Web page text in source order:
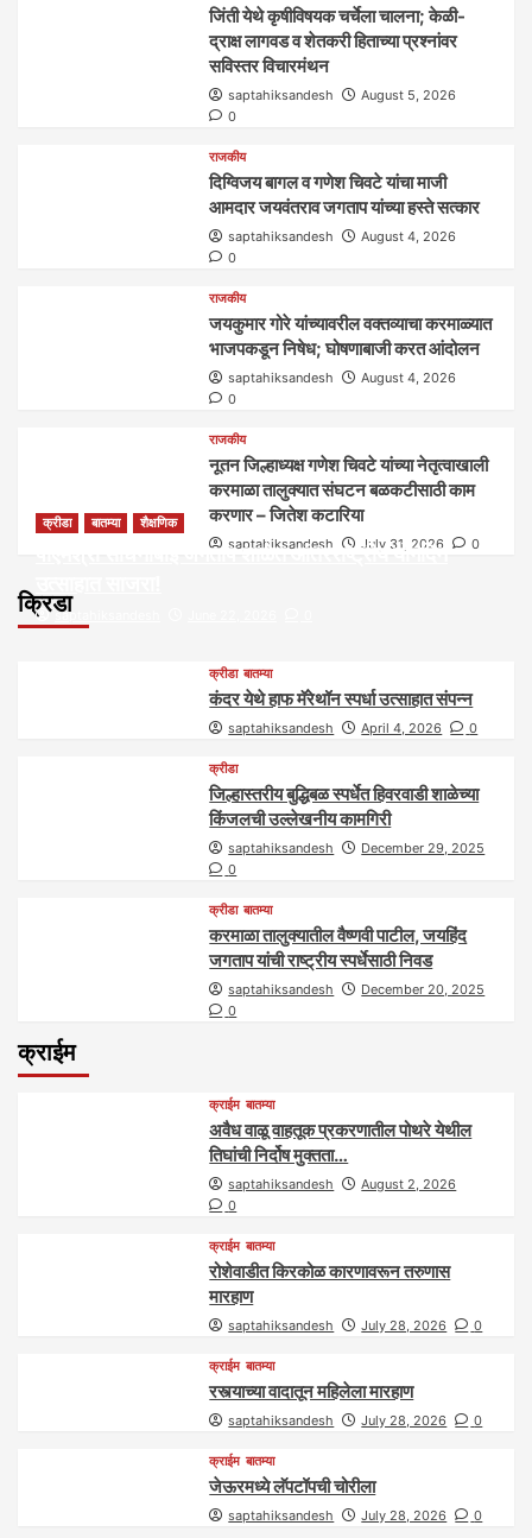
जिंती येथे कृषीविषयक चर्चेला चालना; केळी-
द्राक्ष लागवड व शेतकरी हिताच्या प्रश्नांवर
सविस्तर विचारमंथन
saptahiksandesh
August 5, 2026
0
राजकीय
दिग्विजय बागल व गणेश चिवटे यांचा माजी
आमदार जयवंतराव जगताप यांच्या हस्ते सत्कार
saptahiksandesh
August 4, 2026
0
राजकीय
जयकुमार गोरे यांच्यावरील वक्तव्याचा करमाळ्यात
भाजपकडून निषेध; घोषणाबाजी करत आंदोलन
saptahiksandesh
August 4, 2026
0
राजकीय
नूतन जिल्हाध्यक्ष गणेश चिवटे यांच्या नेतृत्वाखाली
करमाळा तालुक्यात संघटन बळकटीसाठी काम
करणार – जितेश कटारिया
saptahiksandesh July 31, 2026 0
क्रिडा
क्रीडा बातम्या शैक्षणिक
पीएमश्री साधनाबाई जगताप शाळेत आंतरराष्ट्रीय योगदिन
saptahiksandesh
क्रीडा बातम्या
कंदर येथे हाफ मॅरेथॉन स्पर्धा उत्साहात संपन्न
saptahiksandesh April 4, 2026 0
क्रीडा
जिल्हास्तरीय बुद्धिबळ स्पर्धेत हिवरवाडी शाळेच्या
किंजलची उल्लेखनीय कामगिरी
saptahiksandesh
December 29, 2025
0
क्रीडा बातम्या
करमाळा तालुक्यातील वैष्णवी पाटील, जयहिंद
जगताप यांची राष्ट्रीय स्पर्धेसाठी निवड
saptahiksandesh
December 20, 2025
0
क्राईम
क्राईम बातम्या
अवैध वाळू वाहतूक प्रकरणातील पोथरे येथील
तिघांची निर्दोष मुक्तता…
saptahiksandesh
August 2, 2026
0
क्राईम बातम्या
रोशेवाडीत किरकोळ कारणावरून तरुणास
मारहाण
saptahiksandesh July 28, 2026 0
क्राईम बातम्या
रस्त्याच्या वादातून महिलेला मारहाण
saptahiksandesh July 28, 2026 0
क्राईम बातम्या
जेऊरमध्ये लॅपटॉपची चोरीला
saptahiksandesh July 28, 2026 0